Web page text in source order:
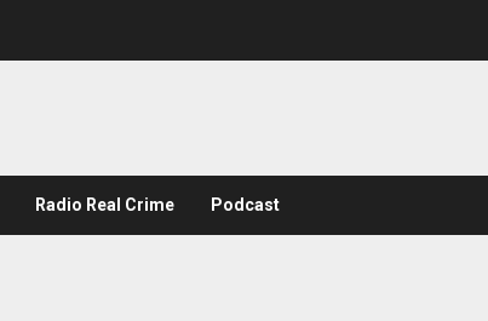
Radio Real Crime Podcast